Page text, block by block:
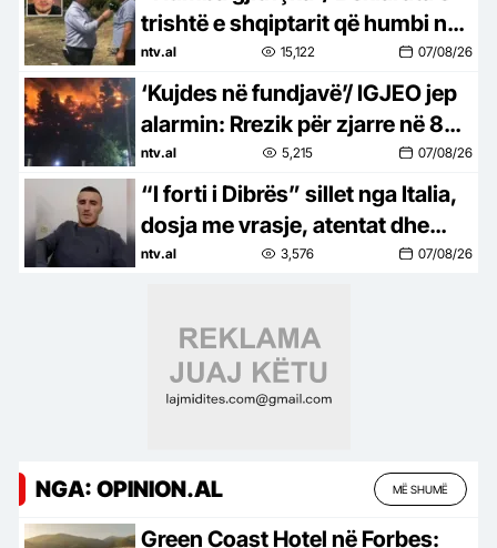
trishtë e shqiptarit që humbi në
aksident gruan me djalin
ntv.al 15,122 07/08/26
‘Kujdes në fundjavë’/ IGJEO jep
alarmin: Rrezik për zjarre në 8
qarqe
ntv.al 5,215 07/08/26
“I forti i Dibrës” sillet nga Italia,
dosja me vrasje, atentat dhe
dhunë ndaj policisë
ntv.al 3,576 07/08/26
NGA: OPINION.AL MË SHUMË
Green Coast Hotel në Forbes: